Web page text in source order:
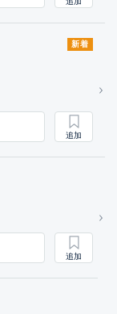
新着